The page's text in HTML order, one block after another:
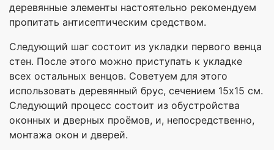
деревянные элементы настоятельно рекомендуем
пропитать антисептическим средством.
Следующий шаг состоит из укладки первого венца
стен. После этого можно приступать к укладке
всех остальных венцов. Советуем для этого
использовать деревянный брус, сечением 15х15 см.
Следующий процесс состоит из обустройства
оконных и дверных проёмов, и, непосредственно,
монтажа окон и дверей.